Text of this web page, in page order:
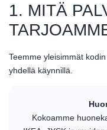
1. MITÄ
Teemme yleisimmät
yhdellä käynnillä.
Kokoamme